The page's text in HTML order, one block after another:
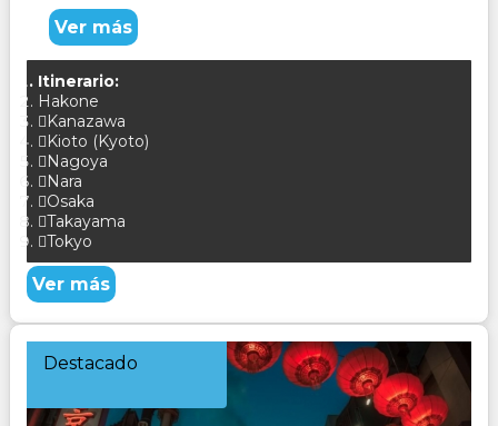
Ver más
Itinerario:
Hakone
Kanazawa
Kioto (Kyoto)
Nagoya
Nara
Osaka
Takayama
Tokyo
Ver más
Destacado